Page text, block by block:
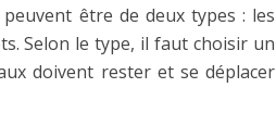
être de deux types : les
Selon le type, il faut choisir un
doivent rester et se déplacer